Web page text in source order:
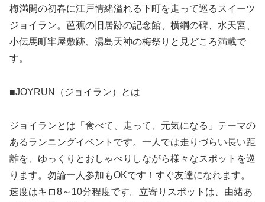
梅満開の初春に江戸情緒溢れる下町を走って巡るスイーツ
ジョイラン。芭蕉の旧居跡の記念館、横綱の碑、水天宮、
小伝馬町牢屋敷跡、湯島天神の梅祭りと見どころ満載で
す。
■JOYRUN（ジョイラン）とは
ジョイランとは「食べて、走って、元気になる」テーマの
あるランニングイベントです。一人では走りづらい長い距
離を、ゆっくりとおしゃべりしながら様々なスポットを巡
ります。勿論一人参加もOKです！すぐ友達になれます。
速度はキロ8～10分程度です。立寄りスポットは、由緒あ